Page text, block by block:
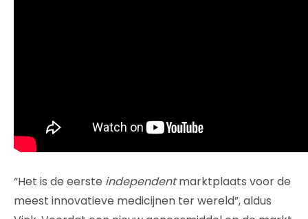
“Het is de eerste independentmarktplaats voor de
meest innovatieve medicijnen ter wereld”, aldus